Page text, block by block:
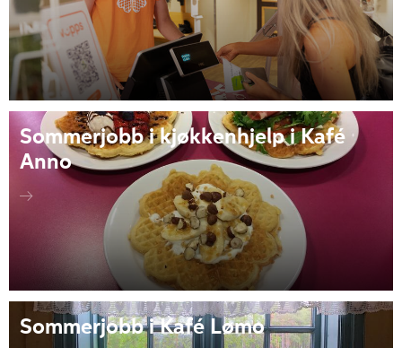
Sommerjobb i kjøkkenhjelp i Kafé
Anno
Sommerjobb i Kafé Lømo